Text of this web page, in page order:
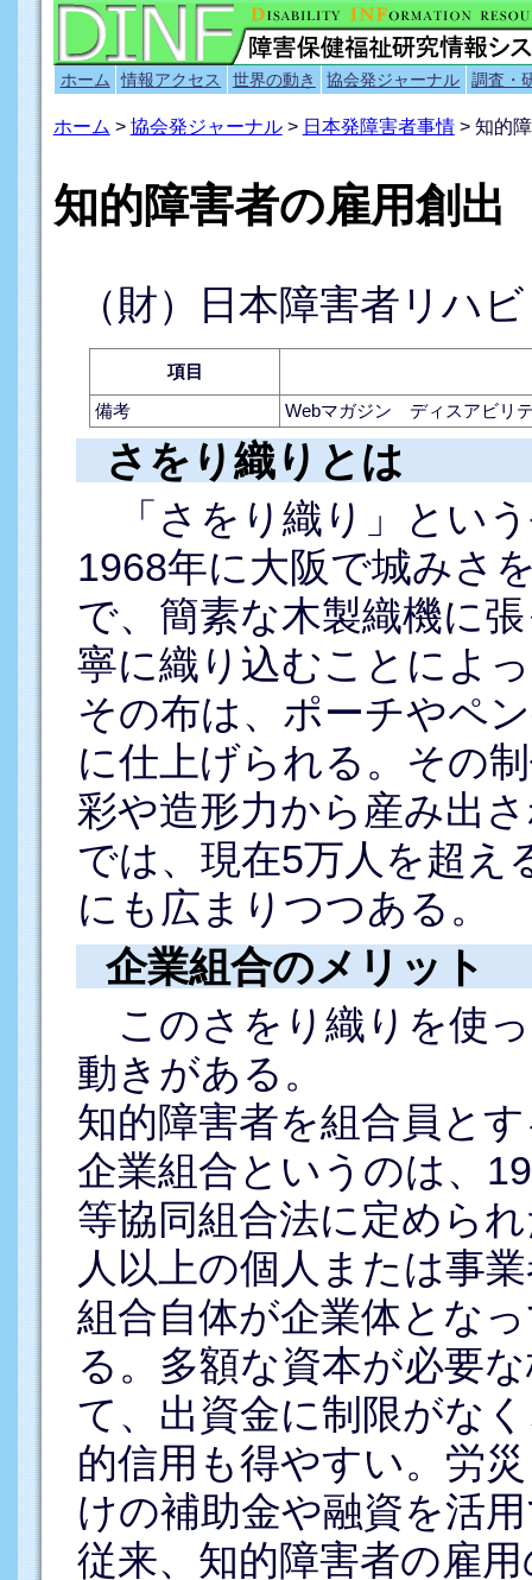
ホーム 情報アクセス 世界の動き 協会発ジャーナル 調査・
ホーム > 協会発ジャーナル> 日本発障害者事情> 知的
知的障害者の雇用創
（財）日本障害者リハ
項目
備考
Webマガジン ディスアビリ
さをり織りとは
「さをり織り」とい
1968年に大阪で城みさ
で、簡素な木製織機に
寧に織り込むことによ
その布は、ポーチやペ
に仕上げられる。その
彩や造形力から産み出
では、現在5万人を超え
にも広まりつつある。
企業組合のメリット
このさをり織りを使
動きがある。
知的障害者を組合員と
企業組合というのは、
等協同組合法に定めら
人以上の個人または事
組合自体が企業体とな
る。多額な資本が必要
て、出資金に制限がな
的信用も得やすい。労
けの補助金や融資を活
従来、知的障害者の雇